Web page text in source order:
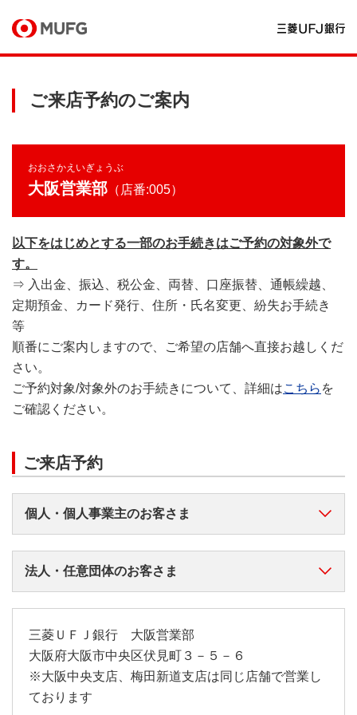
ご来店予約のご案内
おおさかえいぎょうぶ
大阪営業部 （店番:005）
以下をはじめとする一部のお手続きはご予約の対象外で
す。
⇒ 入出金、振込、税公金、両替、口座振替、通帳繰越、
定期預金、カード発行、住所・氏名変更、紛失お手続き
等
順番にご案内しますので、ご希望の店舗へ直接お越しくだ
さい。
ご予約対象/対象外のお手続きについて、詳細はこちら を
ご確認ください。
ご来店予約
個人・個人事業主のお客さま
法人・任意団体のお客さま
三菱ＵＦＪ銀行 大阪営業部
大阪府大阪市中央区伏見町３－５－６
※大阪中央支店、梅田新道支店は同じ店舗で営業し
ております